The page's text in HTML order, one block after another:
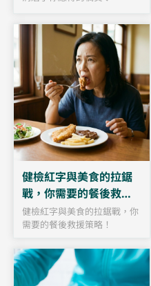
健檢紅字與美食的拉鋸
戰，你需要的餐後救援
策略！
健檢紅字與美食的拉鋸戰，你
需要的餐後救援策略！